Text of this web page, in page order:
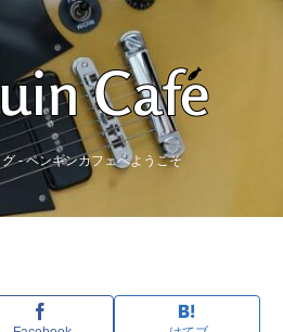
- ペンギンカフェへようこそ